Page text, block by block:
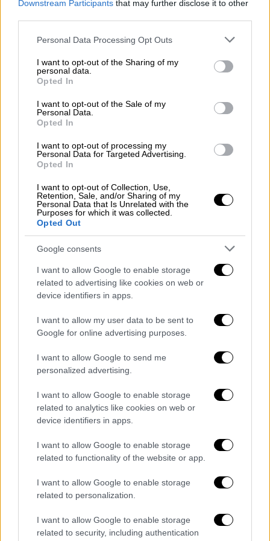
Downstream Participants that may further disclose it to other
Please note that this website/app uses one or more Google
not limited to your visit or usage behaviour. You may click to
grant or deny consent to Google and its third-party tags to
use your data for below specified purposes in below Google
consent section.
Personal Data Processing Opt Outs
I want to opt-out of the Sharing of my
personal data.
Opted In
I want to opt-out of the Sale of my
Personal Data.
Opted In
I want to opt-out of processing my
Personal Data for Targeted Advertising.
Opted In
I want to opt-out of Collection, Use,
Retention, Sale, and/or Sharing of my
Personal Data that Is Unrelated with the
Purposes for which it was collected.
Opted Out
Google consents
I want to allow Google to enable storage
related to advertising like cookies on web or
device identifiers in apps.
I want to allow my user data to be sent to
Google for online advertising purposes.
I want to allow Google to send me
personalized advertising.
I want to allow Google to enable storage
related to analytics like cookies on web or
device identifiers in apps.
I want to allow Google to enable storage
related to functionality of the website or app.
I want to allow Google to enable storage
related to personalization.
I want to allow Google to enable storage
related to security, including authentication
«Άρχισαν τα όργανα» και τραγουδάει με το
δικό του μοναδικό τρόπο το «Βρέχει Φωτιά
στη στράτα μου».Ο Μέμος Μπεγνής
που
δηλώνει τραγουδιστά «Θα πιω απόψε το
Φεγγάρι» με «Μάτια Βουρκωμένα», ενώ στη
συνέχεια, με τηνΑναστασία Παντούση
ντουέτο, επιβεβαιώνουν ότι «Η αγάπη θέλει
Η Άννα Κουτσαφτίκη μας μαγεύει με τη φωνή
της και μας αφιερώνει το « Έχω στενάχωρη
καρδιά» αλλά και το « Τόσα καλοκαίρια».
Η Ευαγγελία Μουμούρη μαζί με τον Θανάση
Αλευρά υποστηρίζει πως «Δεν υπάρχει
ευτυχία» για να πει από κοινού με τον Γιάννη
μόνη της αναφωνήσει «Η δουλειά κάνει τους
άντρες». Για να καταλήξουμε στην Αναστασία
Παντούση που τραγουδάει «Του αγοριού
απέναντι» και το «Βρέχει πάλι απόψε»
Φυσικά από την εκπομπή δεν λείπουν και οι
συναρπαστικές ιστορίες για τον ελληνικό
κινηματογράφο. Ο Γιάννης Μπέζος και οι
εκλεκτοί καλεσμένοι του αναφέρονται
στους πρωταγωνιστές της εποχής,
σχολιάζουν εμβληματικές σκηνές και
καταθέτουν την αγάπη και το θαυμασμό τους
χαρούμενη, ανεβαστική και χαλαρή διάθεση